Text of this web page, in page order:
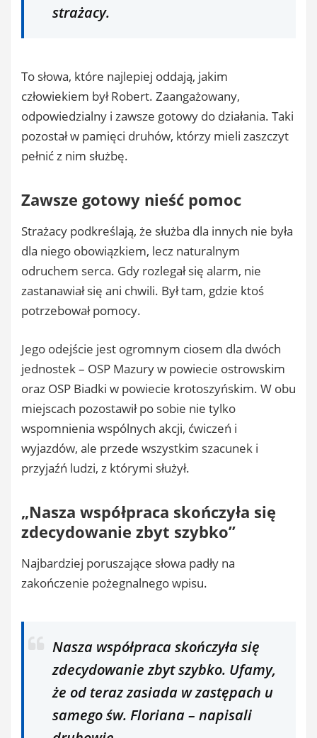
strażacy.
To słowa, które najlepiej oddają, jakim
człowiekiem był Robert. Zaangażowany,
odpowiedzialny i zawsze gotowy do działania. Taki
pozostał w pamięci druhów, którzy mieli zaszczyt
pełnić z nim służbę.
Zawsze gotowy nieść pomoc
Strażacy podkreślają, że służba dla innych nie była
dla niego obowiązkiem, lecz naturalnym
odruchem serca. Gdy rozlegał się alarm, nie
zastanawiał się ani chwili. Był tam, gdzie ktoś
potrzebował pomocy.
Jego odejście jest ogromnym ciosem dla dwóch
jednostek – OSP Mazury w powiecie ostrowskim
oraz OSP Biadki w powiecie krotoszyńskim. W obu
miejscach pozostawił po sobie nie tylko
wspomnienia wspólnych akcji, ćwiczeń i
wyjazdów, ale przede wszystkim szacunek i
przyjaźń ludzi, z którymi służył.
„Nasza współpraca skończyła się
zdecydowanie zbyt szybko”
Najbardziej poruszające słowa padły na
zakończenie pożegnalnego wpisu.
Nasza współpraca skończyła się
zdecydowanie zbyt szybko. Ufamy,
że od teraz zasiada w zastępach u
samego św. Floriana – napisali